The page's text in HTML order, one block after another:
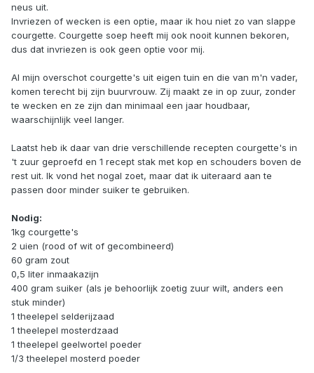
neus uit.
Invriezen of wecken is een optie, maar ik hou niet zo van slappe
courgette. Courgette soep heeft mij ook nooit kunnen bekoren,
dus dat invriezen is ook geen optie voor mij.
Al mijn overschot courgette's uit eigen tuin en die van m'n vader,
komen terecht bij zijn buurvrouw. Zij maakt ze in op zuur, zonder
te wecken en ze zijn dan minimaal een jaar houdbaar,
waarschijnlijk veel langer.
Laatst heb ik daar van drie verschillende recepten courgette's in
't zuur geproefd en 1 recept stak met kop en schouders boven de
rest uit. Ik vond het nogal zoet, maar dat ik uiteraard aan te
passen door minder suiker te gebruiken.
Nodig:
1kg courgette's
2 uien (rood of wit of gecombineerd)
60 gram zout
0,5 liter inmaakazijn
400 gram suiker (als je behoorlijk zoetig zuur wilt, anders een
stuk minder)
1 theelepel selderijzaad
1 theelepel mosterdzaad
1 theelepel geelwortel poeder
1/3 theelepel mosterd poeder